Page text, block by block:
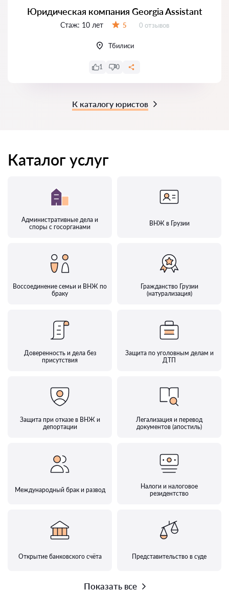
Юридическая компания Georgia Assistant
Стаж: 10 лет 5 Отзывов:
0 отзывов
Тбилиси
1 0
К каталогу юристов
Каталог услуг
Административные дела и
споры с госорганами
ВНЖ в Грузии
Воссоединение семьи и ВНЖ по
браку
Гражданство Грузии
(натурализация)
Доверенность и дела без
присутствия
Защита по уголовным делам и
ДТП
Защита при отказе в ВНЖ и
депортации
Легализация и перевод
документов (апостиль)
Международный брак и развод
Налоги и налоговое
резидентство
Открытие банковского счёта Представительство в суде
Показать все